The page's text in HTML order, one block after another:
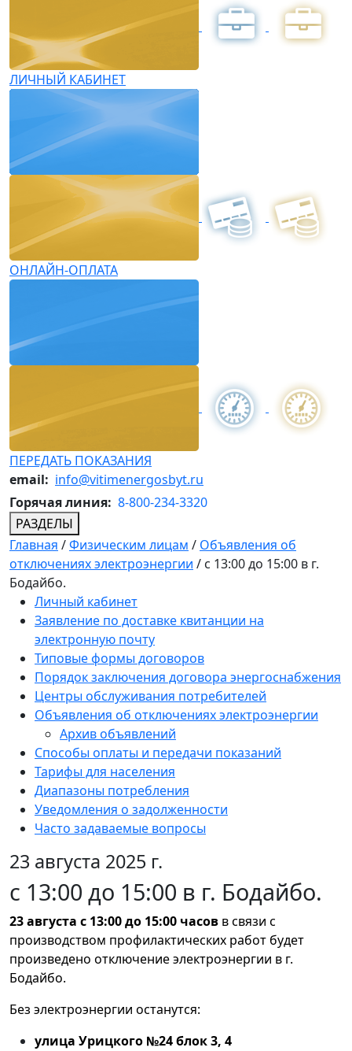
ЛИЧНЫЙ КАБИНЕТ
ОНЛАЙН-ОПЛАТА
ПЕРЕДАТЬ ПОКАЗАНИЯ
email: info@vitimenergosbyt.ru
Горячая линия: 8-800-234-3320
РАЗДЕЛЫ
Главная /Физическим лицам / Объявления об
отключениях электроэнергии / с 13:00 до 15:00 в г.
Бодайбо.
Личный кабинет
Заявление по доставке квитанции на
электронную почту
Типовые формы договоров
Порядок заключения договора энергоснабжения
Центры обслуживания потребителей
Объявления об отключениях электроэнергии
Архив объявлений
Способы оплаты и передачи показаний
Тарифы для населения
Диапазоны потребления
Уведомления о задолженности
Часто задаваемые вопросы
23 августа 2025 г.
с 13:00 до 15:00 в г. Бодайбо.
23 августа с 13:00 до 15:00 часов в связи с
производством профилактических работ будет
произведено отключение электроэнергии в г.
Бодайбо.
Без электроэнергии останутся:
улица Урицкого №24 блок 3, 4